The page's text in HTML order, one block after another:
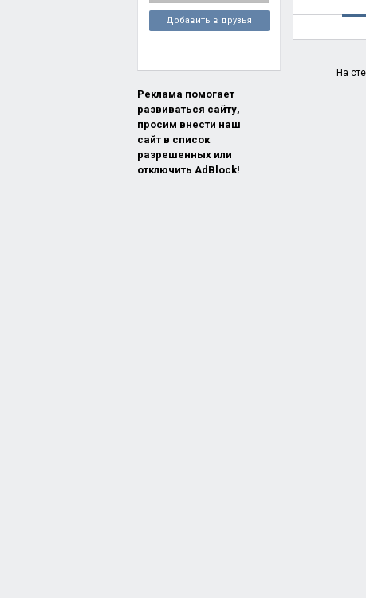
Добавить в друзья
Реклама помогает
развиваться сайту,
просим внести наш
сайт в список
разрешенных или
отключить AdBlock!
На